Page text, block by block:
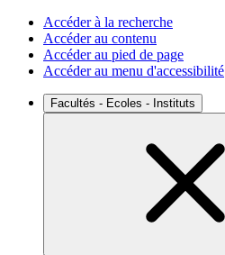
Accéder à la recherche
Accéder au contenu
Accéder au pied de page
Accéder au menu d'accessibilité
Facultés - Ecoles - Instituts